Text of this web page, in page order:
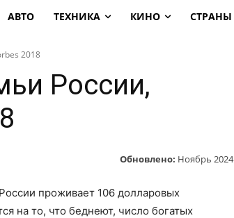
АВТО ТЕХНИКА КИНО СТРАНЫ
2018
России,
Обновлено: Ноябрь 2024
проживает 106 долларовых
на то, что беднеют, число богатых